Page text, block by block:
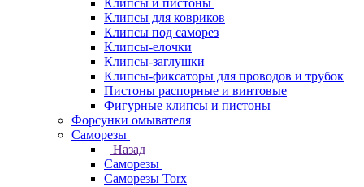
Клипсы и пистоны
Клипсы для ковриков
Клипсы под саморез
Клипсы-елочки
Клипсы-заглушки
Клипсы-фиксаторы для проводов и трубок
Пистоны распорные и винтовые
Фигурные клипсы и пистоны
Форсунки омывателя
Саморезы
Назад
Саморезы
Саморезы Torx